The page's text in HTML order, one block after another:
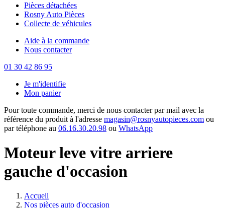
Pièces détachées
Rosny Auto Pièces
Collecte de véhicules
Aide à la commande
Nous contacter
01 30 42 86 95
Je m'identifie
Mon panier
Pour toute commande, merci de nous contacter par mail avec la
référence du produit à l'adresse magasin@rosnyautopieces.com ou
par téléphone au 06.16.30.20.98 ou WhatsApp
Moteur leve vitre arriere
gauche d'occasion
Accueil
Nos pièces auto d'occasion